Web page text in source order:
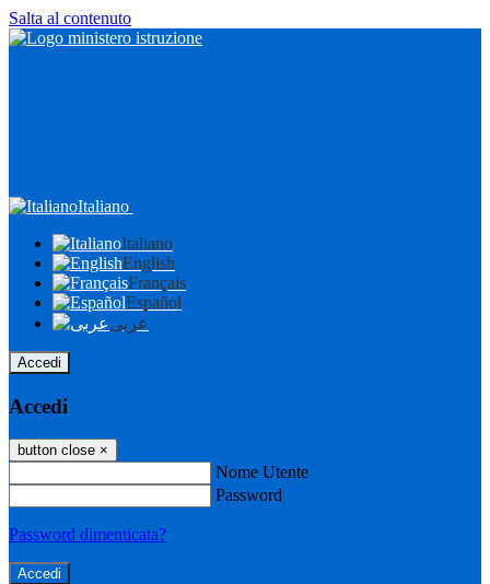
Salta al contenuto
Italiano
Italiano
English
Français
Español
عربى
Accedi
Accedi
button close ×
Nome Utente
Password
Password dimenticata?